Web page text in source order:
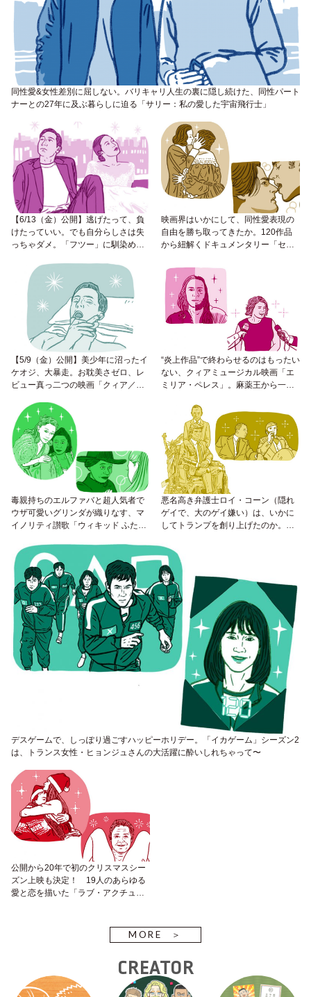
同性愛&女性差別に屈しない。バリキャリ人生の裏に隠し続けた、同性パート
ナーとの27年に及ぶ暮らしに迫る「サリー：私の愛した宇宙飛行士」
【6/13（金）公開】逃げたって、負
けたっていい。でも自分らしさは失
っちゃダメ。「フツー」に馴染めな
ブ・イン・ザ・ビッグシティ」
映画界はいかにして、同性愛表現の
自由を勝ち取ってきたか。120作品
から紐解くドキュメンタリー「セル
観てほしいの
【5/9（金）公開】美少年に沼ったイ
ケオジ、大暴走。お耽美さゼロ、レ
ビュー真っ二つの映画「クィア／
“炎上作品”で終わらせるのはもったい
ない、クィアミュージカル映画「エ
ミリア・ペレス」。麻薬王から一
毒親持ちのエルファバと超人気者で
ウザ可愛いグリンダが織りなす、マ
イノリティ讃歌「ウィキッド ふたり
悪名高き弁護士ロイ・コーン（隠れ
ゲイで、大のゲイ嫌い）は、いかに
してトランプを創り上げたのか。
ンプの創り方」
デスゲームで、しっぽり過ごすハッピーホリデー。「イカゲーム」シーズン2
は、トランス女性・ヒョンジュさんの大活躍に酔いしれちゃって〜
公開から20年で初のクリスマスシー
ズン上映も決定！ 19人のあらゆる
愛と恋を描いた「ラブ・アクチュア
MORE
CREATOR